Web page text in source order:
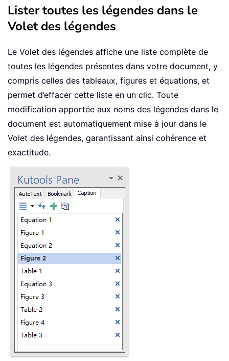
Lister toutes les légendes dans le
Volet des légendes
Le Volet des légendes affiche une liste complète de
toutes les légendes présentes dans votre document, y
compris celles des tableaux, figures et équations, et
permet d’effacer cette liste en un clic. Toute
modification apportée aux noms des légendes dans le
document est automatiquement mise à jour dans le
Volet des légendes, garantissant ainsi cohérence et
exactitude.